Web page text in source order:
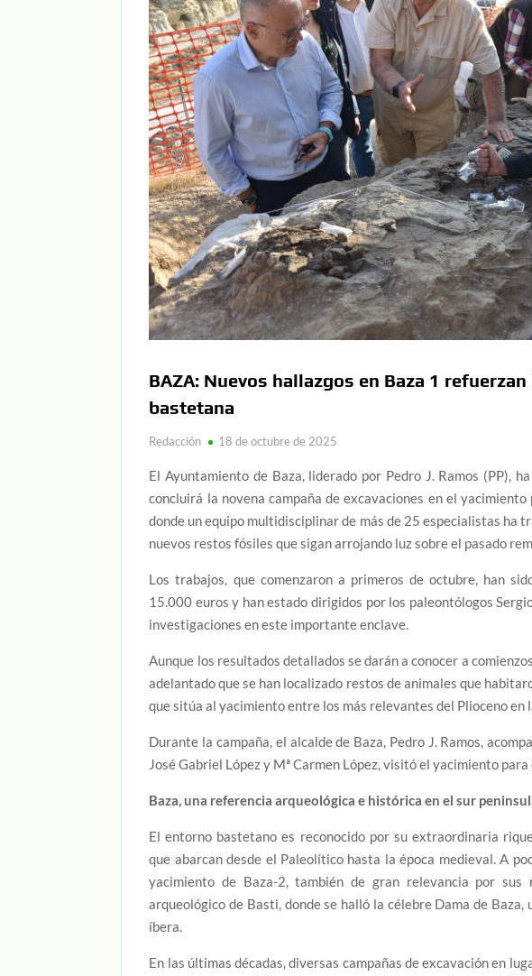
BAZA: Nuevos hallazgos en Baza 1
bastetana
Redacción 18 de octubre de 2025
El Ayuntamiento de Baza, liderado por Pedro J. Ramos (PP),
concluirá la novena campaña de excavaciones en el
donde un equipo multidisciplinar de más de 25 especialistas ha
nuevos restos fósiles que sigan arrojando luz sobre el pasado
Los trabajos, que comenzaron a primeros de octubre, han
15.000 euros y han estado dirigidos por los paleontólogos
investigaciones en este importante enclave.
Aunque los resultados detallados se darán a conocer a
adelantado que se han localizado restos de animales que
que sitúa al yacimiento entre los más relevantes del Plioceno en
Durante la campaña, el alcalde de Baza, Pedro J. Ramos,
José Gabriel López y Mª Carmen López, visitó el yacimiento
Baza, una referencia arqueológica e histórica en el sur
El entorno bastetano es reconocido por su extraordinaria
que abarcan desde el Paleolítico hasta la época medieval. A
yacimiento de Baza-2, también de gran relevancia por
arqueológico de Basti, donde se halló la célebre Dama de
íbera.
En las últimas décadas, diversas campañas de excavación en